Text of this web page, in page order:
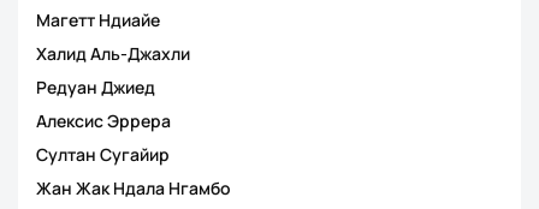
Магетт Ндиайе
Халид Аль-Джахли
Редуан Джиед
Алексис Эррера
Султан Сугайир
Жан Жак Ндала Нгамбо